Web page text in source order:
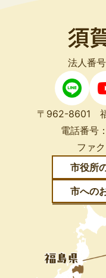
法人番
〒962-8601
電話番号：
ファク
市役所
市への